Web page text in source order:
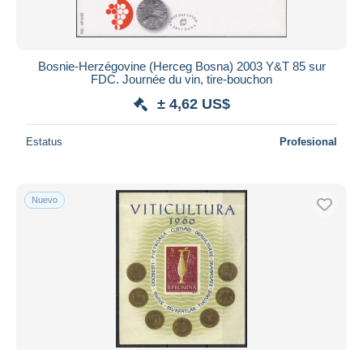
Bosnie-Herzégovine (Herceg Bosna) 2003 Y&T 85 sur
FDC. Journée du vin, tire-bouchon
± 4,62 US$
Estatus Profesional
Nuevo